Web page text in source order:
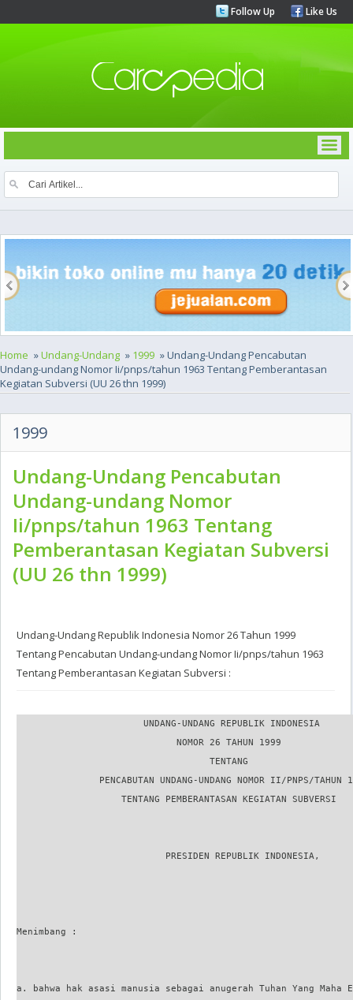
Follow Up Like Us
Home »Undang-Undang » 1999 » Undang-Undang Pencabutan
Undang-undang Nomor Ii/pnps/tahun 1963 Tentang Pemberantasan
Kegiatan Subversi (UU 26 thn 1999)
1999
Undang-Undang Pencabutan
Undang-undang Nomor
Ii/pnps/tahun 1963 Tentang
Pemberantasan Kegiatan Subversi
(UU 26 thn 1999)
Undang-Undang Republik Indonesia Nomor 26 Tahun 1999
Tentang Pencabutan Undang-undang Nomor Ii/pnps/tahun 1963
Tentang Pemberantasan Kegiatan Subversi :
                       UNDANG-UNDANG REPUBLIK INDONESIA
                             NOMOR 26 TAHUN 1999
                                   TENTANG
PENCABUTAN UNDANG-UNDANG NOMOR II/PNPS/TAHUN
                   TENTANG PEMBERANTASAN KEGIATAN SUBVERSI
                           PRESIDEN REPUBLIK INDONESIA,
Menimbang :
a. bahwa hak asasi manusia sebagai anugerah Tuhan Yang